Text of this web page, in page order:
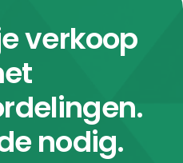
verkoop
nodig.